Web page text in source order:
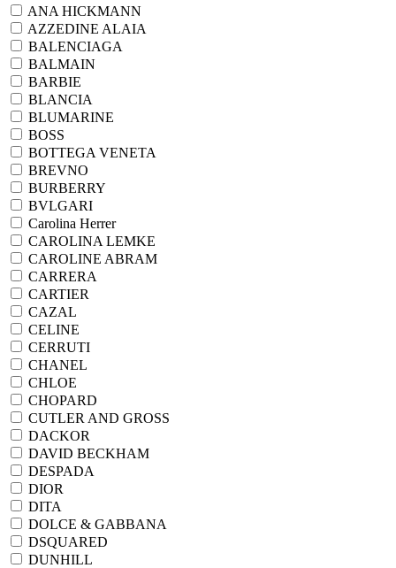
ANA HICKMANN
AZZEDINE ALAIA
BALENCIAGA
BALMAIN
BARBIE
BLANCIA
BLUMARINE
BOSS
BOTTEGA VENETA
BREVNO
BURBERRY
BVLGARI
Carolina Herrer
CAROLINA LEMKE
CAROLINE ABRAM
CARRERA
CARTIER
CAZAL
CELINE
CERRUTI
CHANEL
CHLOE
CHOPARD
CUTLER AND GROSS
DACKOR
DAVID BECKHAM
DESPADA
DIOR
DITA
DOLCE & GABBANA
DSQUARED
DUNHILL